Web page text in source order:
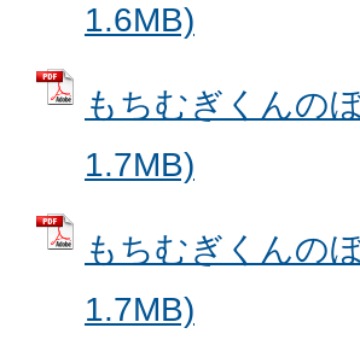
1.6MB)
もちむぎくんの
1.7MB)
もちむぎくんの
1.7MB)